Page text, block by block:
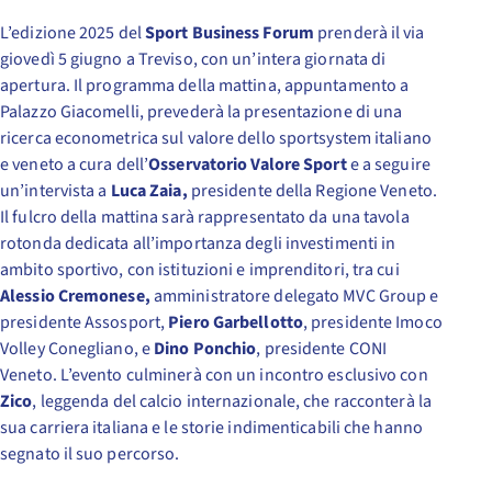
L’edizione 2025 delSport Business Forum prenderà il via
giovedì 5 giugno a Treviso, con un’intera giornata di
apertura. Il programma della mattina, appuntamento a
Palazzo Giacomelli, prevederà la presentazione di una
ricerca econometrica sul valore dello sportsystem italiano
e veneto a cura dell’Osservatorio Valore Sporte a seguire
un’intervista a Luca Zaia, presidente della Regione Veneto.
Il fulcro della mattina sarà rappresentato da una tavola
rotonda dedicata all’importanza degli investimenti in
ambito sportivo, con istituzioni e imprenditori, tra cui
Alessio Cremonese, amministratore delegato MVC Group e
presidente Assosport,Piero Garbellotto, presidente Imoco
Volley Conegliano, eDino Ponchio, presidente CONI
Veneto. L’evento culminerà con un incontro esclusivo con
Zico, leggenda del calcio internazionale, che racconterà la
sua carriera italiana e le storie indimenticabili che hanno
segnato il suo percorso.